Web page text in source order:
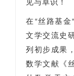
见与卓识！
在“丝路基金
文学交流史
列初步成果
数学文献《